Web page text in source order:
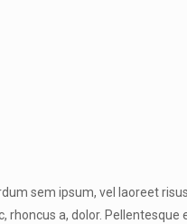
sem ipsum, vel laoreet
a, dolor.